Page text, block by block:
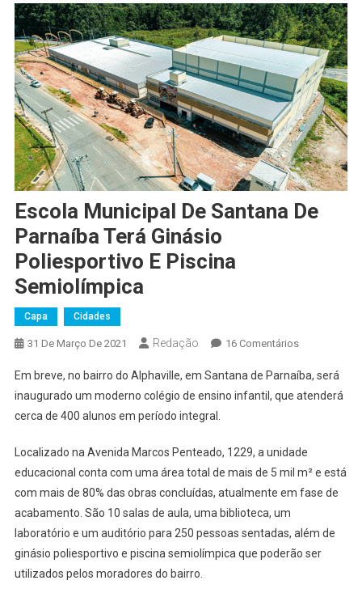
Escola Municipal De Santana De
Parnaíba Terá Ginásio
Poliesportivo E Piscina
Semiolímpica
Capa Cidades
31 De Março De 2021 Redação 16 ComentáriosEm
Municipal
De
Parnaíba
Terá
Ginásio
E
Em breve, no bairro do Alphaville, em Santana de Parnaíba, será
inaugurado um moderno colégio de ensino infantil, que atenderá
cerca de 400 alunos em período integral.
Localizado na Avenida Marcos Penteado, 1229, a unidade
educacional conta com uma área total de mais de 5 mil m² e está
com mais de 80% das obras concluídas, atualmente em fase de
acabamento. São 10 salas de aula, uma biblioteca, um
laboratório e um auditório para 250 pessoas sentadas, além de
ginásio poliesportivo e piscina semiolímpica que poderão ser
utilizados pelos moradores do bairro.